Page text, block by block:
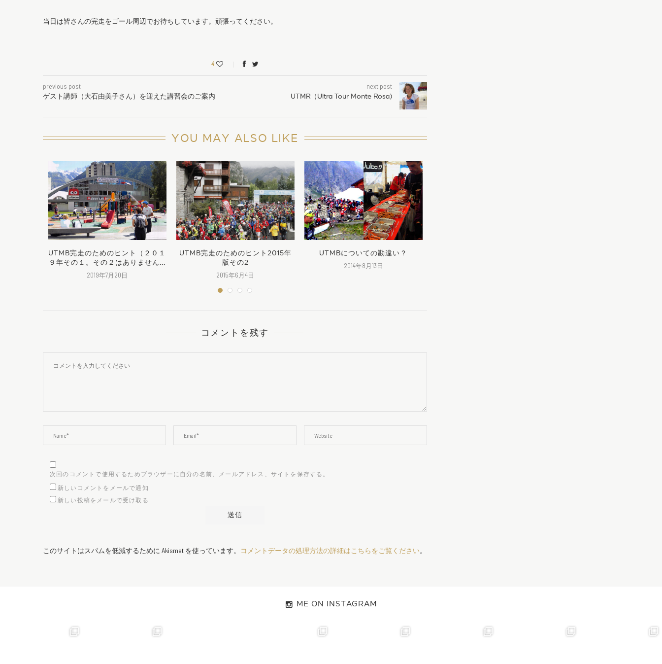
当日は皆さんの完走をゴール周辺でお待ちしています。頑張ってください。
4
previous post
ゲスト講師（大石由美子さん）を迎えた講習会のご案内
next post
UTMR（Ultra Tour Monte Rosa)
YOU MAY ALSO LIKE
UTMB完走のためのヒント（２０１
９年その１。その２はありません...
2019年7月20日
UTMB完走のためのヒント2015年
版その2
2015年6月4日
UTMBについての勘違い？
2014年8月13日
コメントを残す
次回のコメントで使用するためブラウザーに自分の名前、メールアドレス、サイトを保存する。
新しいコメントをメールで通知
新しい投稿をメールで受け取る
このサイトはスパムを低減するために Akismet を使っています。 コメントデータの処理方法の詳細はこちらをご覧ください。
ME ON INSTAGRAM